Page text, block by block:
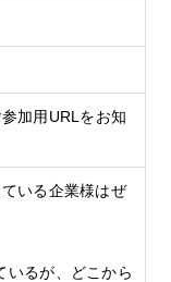
加用URLをお知
いる企業様はぜ
いるが、どこから